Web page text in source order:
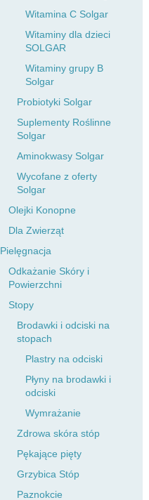
Witamina C Solgar
Witaminy dla dzieci
SOLGAR
Witaminy grupy B
Solgar
Probiotyki Solgar
Suplementy Roślinne
Solgar
Aminokwasy Solgar
Wycofane z oferty
Solgar
Olejki Konopne
Dla Zwierząt
Pielęgnacja
Odkażanie Skóry i
Powierzchni
Stopy
Brodawki i odciski na
stopach
Plastry na odciski
Płyny na brodawki i
odciski
Wymrażanie
Zdrowa skóra stóp
Pękające pięty
Grzybica Stóp
Paznokcie